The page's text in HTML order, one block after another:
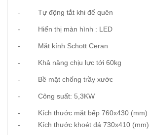
- Tự động tắt khi để quên
- Hiển thị màn hình : LED
- Mặt kính Schott Ceran
- Khả năng chịu lực tới 60kg
- Bề mặt chống trầy xước
- Công suất: 5,3KW
- Kích thước mặt bếp 760x430 (mm)
- Kích thước khoét đá 730x410 (mm)